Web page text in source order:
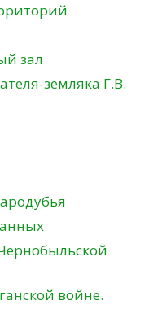
зал
земляка Г.В.
войне.